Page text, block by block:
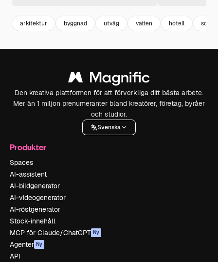
arkitektur byggnad utväg vatten hotell
Den kreativa plattformen för att förverkliga ditt bästa arbete.
Mer än 1 miljon prenumeranter bland kreatörer, företag, byråer
och studior.
Svenska
Produkter
Spaces
AI-assistent
AI-bildgenerator
AI-videogenerator
AI-röstgenerator
Stock-innehåll
MCP för Claude/ChatGPT Ny
Agenter Ny
API